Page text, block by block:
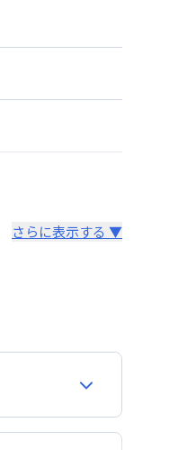
さらに表示する ▼